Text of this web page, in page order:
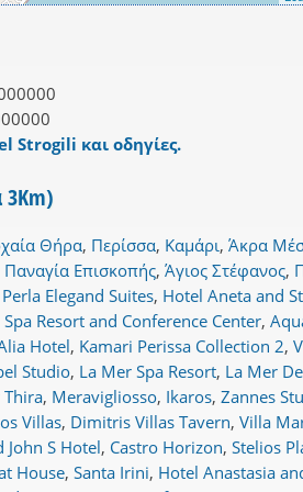
Strogili και οδηγίες.
3Km)
Θήρα, Περίσσα, Καμάρι, Άκρα
Παναγία Επισκοπής, Άγιος Στέφανος,
Elegand Suites, Hotel Aneta and
Resort and Conference Center,
Hotel, Kamari Perissa Collection 2,
Studio, La Mer Spa Resort, La Mer
, Meravigliosso, Ikaros, Zannes
Villas, Dimitris Villas Tavern, Villa
John S Hotel, Castro Horizon, Stelios
House, Santa Irini, Hotel Anastasia